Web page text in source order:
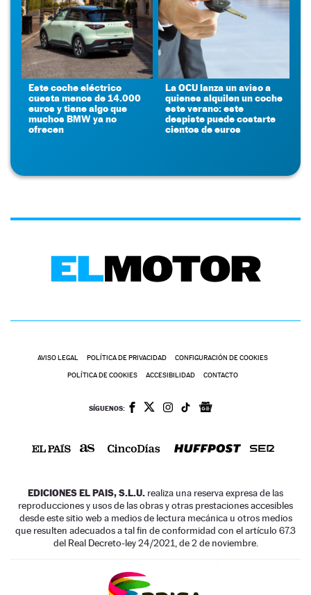
Este coche eléctrico
cuesta menos de 14.000
euros y tiene algo que
muchos BMW ya no
ofrecen
La OCU lanza un aviso a
quienes alquilen un coche
este verano: este
despiste puede costarte
cientos de euros
AVISO LEGAL POLÍTICA DE PRIVACIDAD CONFIGURACIÓN DE COOKIES
POLÍTICA DE COOKIES ACCESIBILIDAD CONTACTO
SÍGUENOS:
EDICIONES EL PAIS, S.L.U. realiza una reserva expresa de las
reproducciones y usos de las obras y otras prestaciones accesibles
desde este sitio web a medios de lectura mecánica u otros medios
que resulten adecuados a tal fin de conformidad con el artículo 67.3
del Real Decreto-ley 24/2021, de 2 de noviembre.